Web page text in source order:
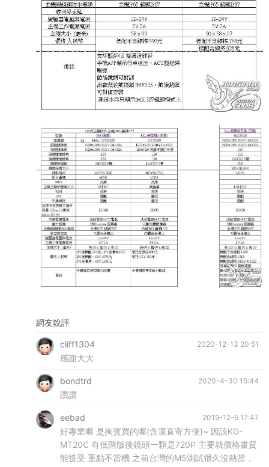
網友銳評
2020-12-13 20:51
cliff1304
感謝大大
2020-4-30 15:44
bondtrd
讚讚
2019-12-5 17:47
eebad
好專業喔 是掏寳買的喔(含運直寄方便)~ 因該KG-
MT20C 有低階版後鏡頭一顆是720P 主要就價格畫質
能接受 重點不當機 之前台灣的M5測試很久沒熱當，